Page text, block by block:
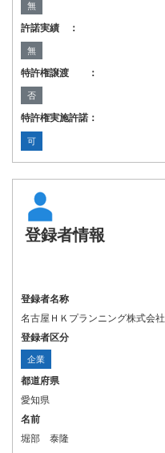
無
許諾実績 ：
無
特許権譲渡 ：
否
特許権実施許諾：
可
登録者情報
登録者名称
名古屋ＨＫプランニング株式会社
登録者区分
企業
都道府県
愛知県
名前
堀部 泰隆